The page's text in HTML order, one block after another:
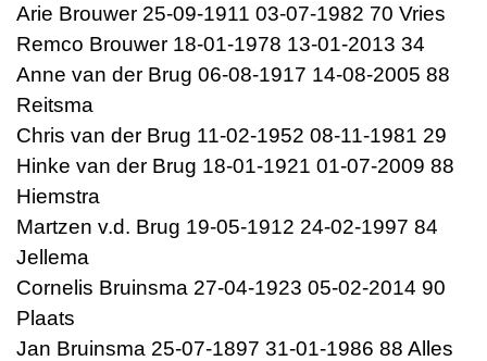
Arie Brouwer 25-09-1911 03-07-1982 70 Vries
Remco Brouwer 18-01-1978 13-01-2013 34
Anne van der Brug 06-08-1917 14-08-2005 88
Reitsma
Chris van der Brug 11-02-1952 08-11-1981 29
Hinke van der Brug 18-01-1921 01-07-2009 88
Hiemstra
Martzen v.d. Brug 19-05-1912 24-02-1997 84
Jellema
Cornelis Bruinsma 27-04-1923 05-02-2014 90
Plaats
Jan Bruinsma 25-07-1897 31-01-1986 88 Alles